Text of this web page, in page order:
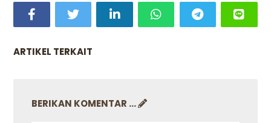
ARTIKEL TERKAIT
BERIKAN KOMENTAR ...